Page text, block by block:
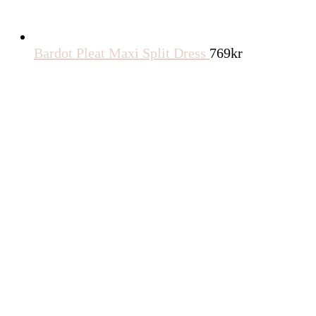
Bardot Pleat Maxi Split Dress 769kr